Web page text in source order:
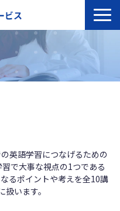
由
問
英語学習につなげるための
で大事な視点の1つである
るポイントや考えを全10講
います。